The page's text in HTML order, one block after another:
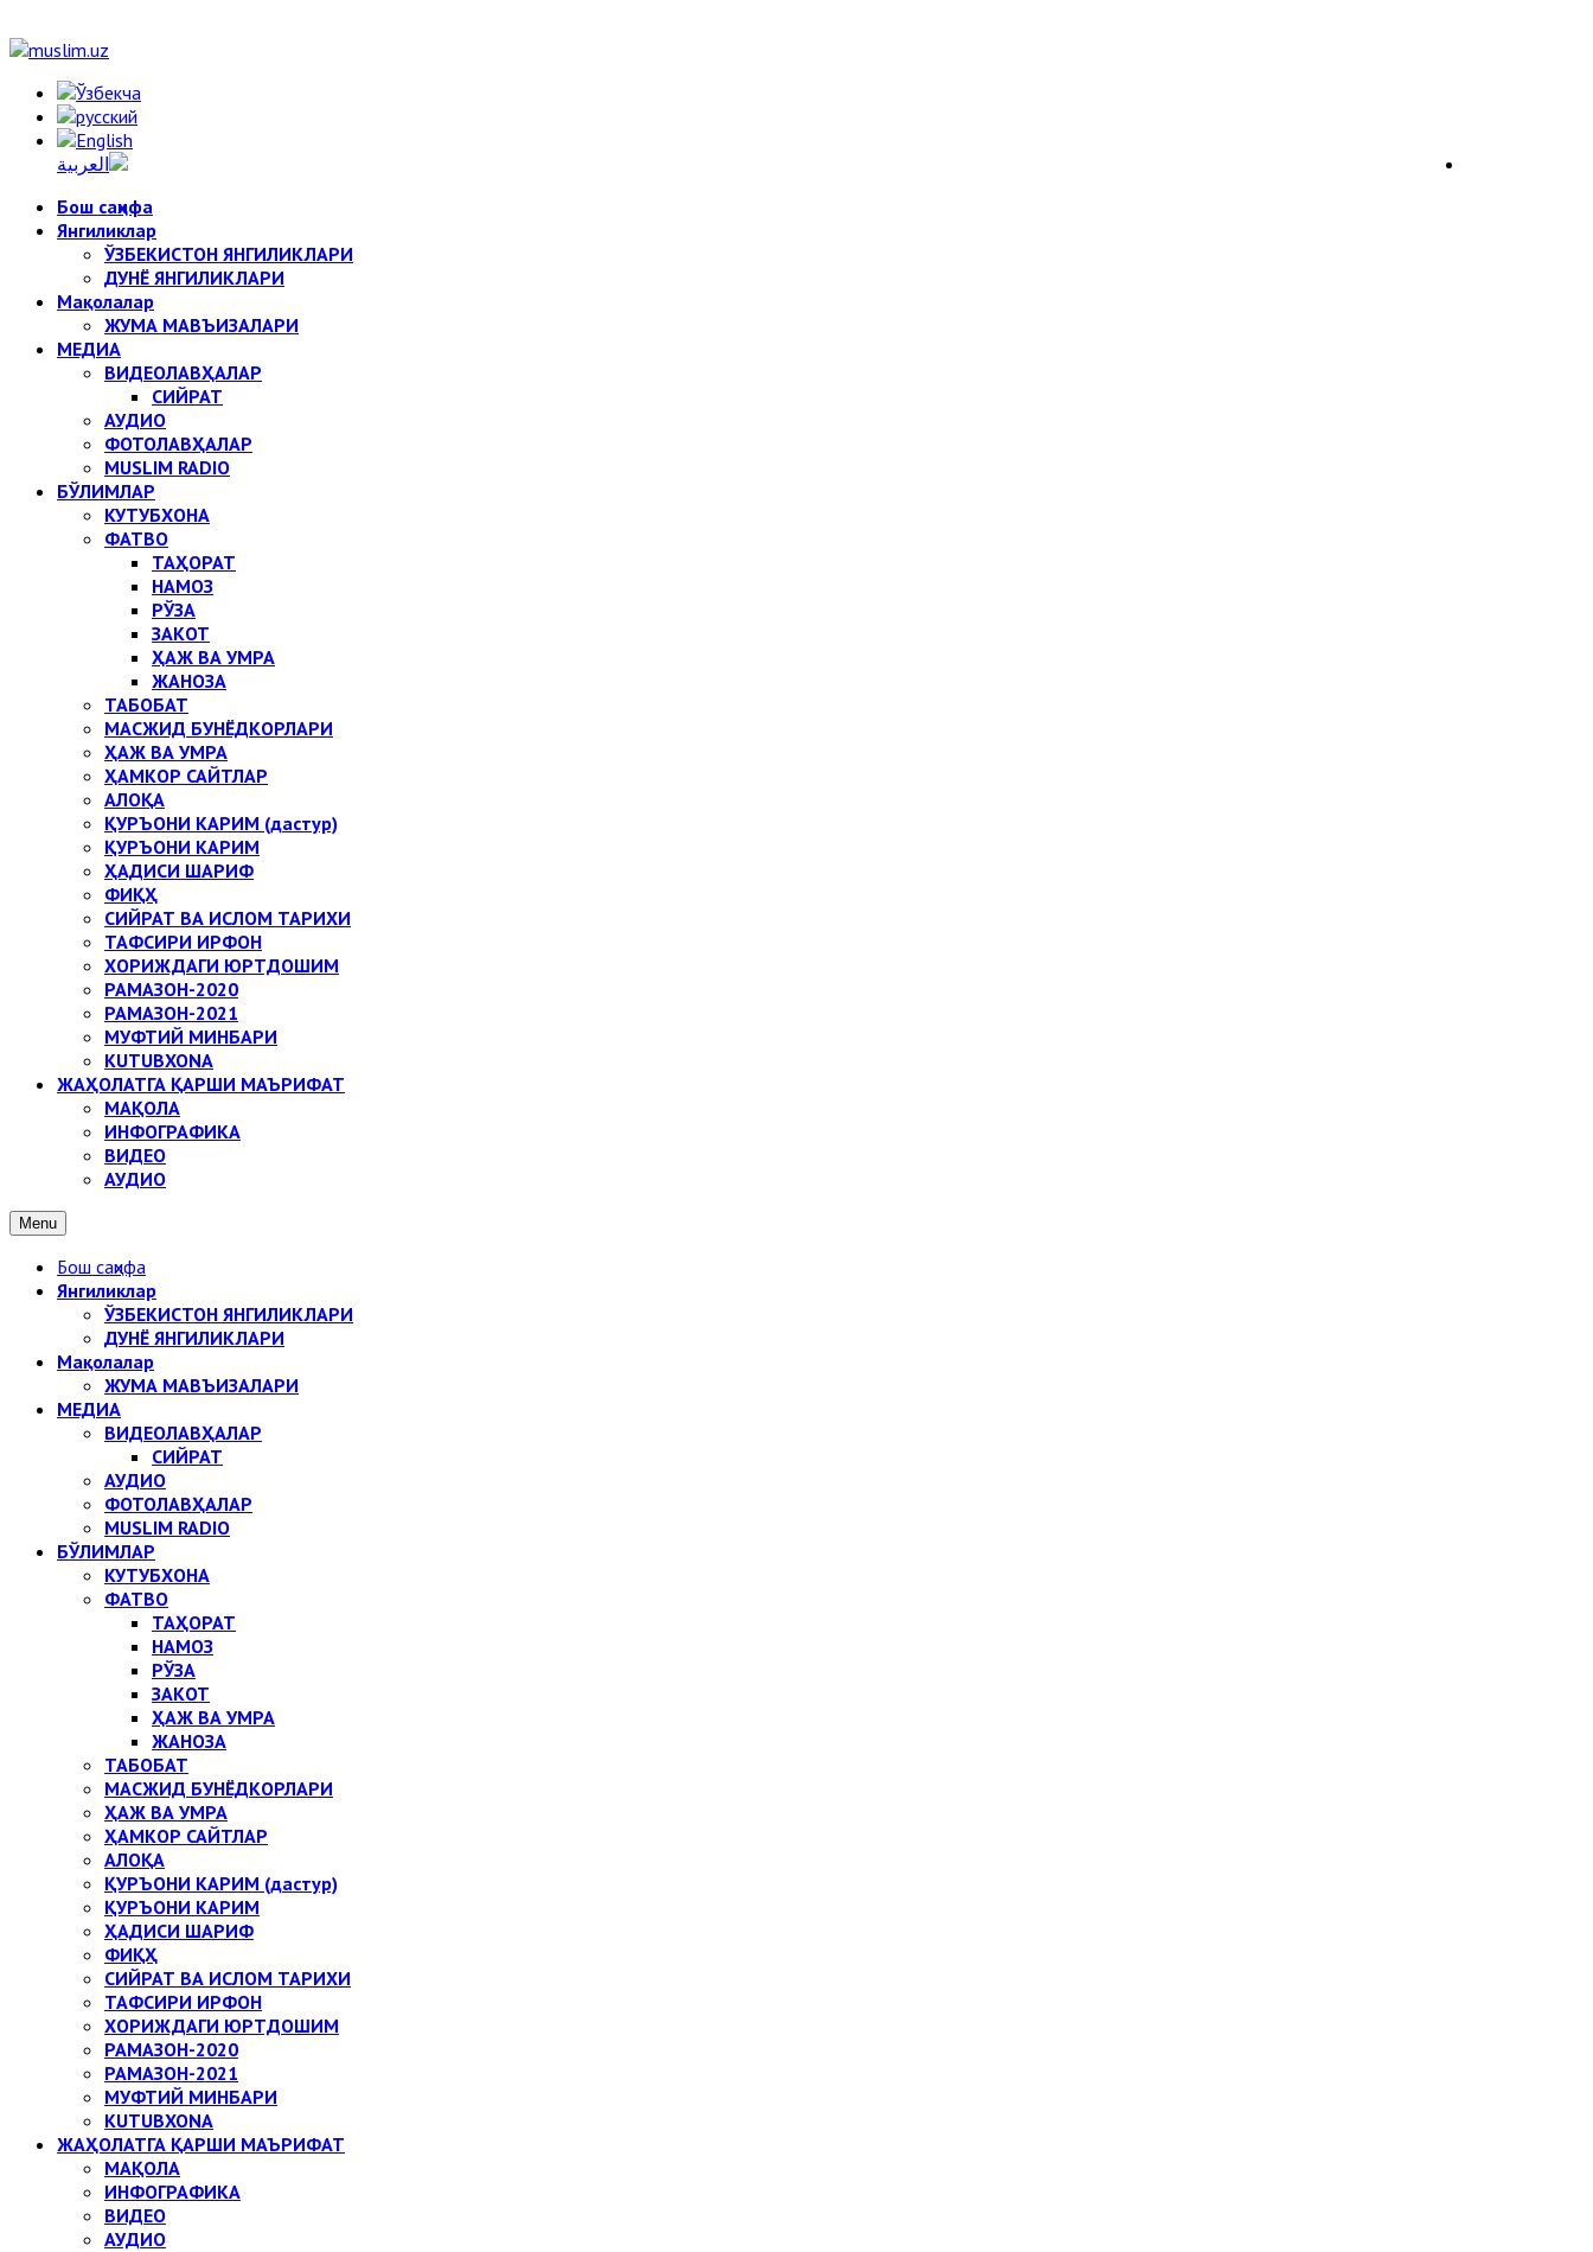
Бош саҳифа
Янгиликлар
ЎЗБЕКИСТОН ЯНГИЛИКЛАРИ
ДУНЁ ЯНГИЛИКЛАРИ
Мақолалар
ЖУМА МАВЪИЗАЛАРИ
МЕДИА
ВИДЕОЛАВҲАЛАР
СИЙРАТ
АУДИО
ФОТОЛАВҲАЛАР
MUSLIM RADIO
БЎЛИМЛАР
КУТУБХОНА
ФАТВО
ТАҲОРАТ
НАМОЗ
РЎЗА
ЗАКОТ
ҲАЖ ВА УМРА
ЖАНОЗА
ТАБОБАТ
МАСЖИД БУНЁДКОРЛАРИ
ҲАЖ ВА УМРА
ҲАМКОР САЙТЛАР
АЛОҚА
ҚУРЪОНИ КАРИМ (дастур)
ҚУРЪОНИ КАРИМ
ҲАДИСИ ШАРИФ
ФИҚҲ
СИЙРАТ ВА ИСЛОМ ТАРИХИ
ТАФСИРИ ИРФОН
ХОРИЖДАГИ ЮРТДОШИМ
РАМАЗОН-2020
РАМАЗОН-2021
МУФТИЙ МИНБАРИ
KUTUBXONA
ЖАҲОЛАТГА ҚАРШИ МАЪРИФАТ
МАҚОЛА
ИНФОГРАФИКА
ВИДЕО
АУДИО
Menu
Бош саҳифа
Янгиликлар
ЎЗБЕКИСТОН ЯНГИЛИКЛАРИ
ДУНЁ ЯНГИЛИКЛАРИ
Мақолалар
ЖУМА МАВЪИЗАЛАРИ
МЕДИА
ВИДЕОЛАВҲАЛАР
СИЙРАТ
АУДИО
ФОТОЛАВҲАЛАР
MUSLIM RADIO
БЎЛИМЛАР
КУТУБХОНА
ФАТВО
ТАҲОРАТ
НАМОЗ
РЎЗА
ЗАКОТ
ҲАЖ ВА УМРА
ЖАНОЗА
ТАБОБАТ
МАСЖИД БУНЁДКОРЛАРИ
ҲАЖ ВА УМРА
ҲАМКОР САЙТЛАР
АЛОҚА
ҚУРЪОНИ КАРИМ (дастур)
ҚУРЪОНИ КАРИМ
ҲАДИСИ ШАРИФ
ФИҚҲ
СИЙРАТ ВА ИСЛОМ ТАРИХИ
ТАФСИРИ ИРФОН
ХОРИЖДАГИ ЮРТДОШИМ
РАМАЗОН-2020
РАМАЗОН-2021
МУФТИЙ МИНБАРИ
KUTUBXONA
ЖАҲОЛАТГА ҚАРШИ МАЪРИФАТ
МАҚОЛА
ИНФОГРАФИКА
ВИДЕО
АУДИО